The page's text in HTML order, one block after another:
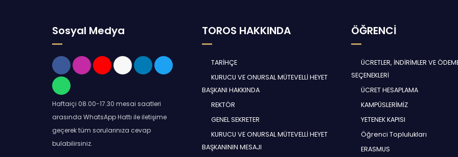
Sosyal Medya
Haftaiçi 08.00-17.30 mesai saatleri
arasında WhatsApp Hattı ile iletişime
geçerek tüm sorularınıza cevap
bulabilirsiniz.
TOROS HAKKINDA
TARİHÇE
KURUCU VE ONURSAL MÜTEVELLİ HEYET
BAŞKANI HAKKINDA
REKTÖR
GENEL SEKRETER
KURUCU VE ONURSAL MÜTEVELLİ HEYET
BAŞKANININ MESAJI
ÖĞRENCİ
ÜCRETLER, İNDİRİMLER VE
SEÇENEKLERİ
ÜCRET HESAPLAMA
KAMPÜSLERİMİZ
YETENEK KAPISI
Öğrenci Toplulukları
ERASMUS